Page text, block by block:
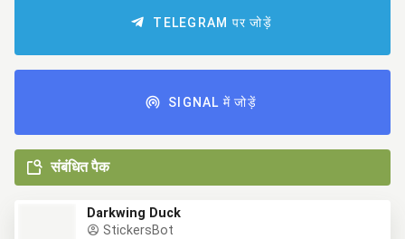
TELEGRAM पर जोड़ें
SIGNAL में जोड़ें
संबंधित पैक
Darkwing Duck
StickersBot